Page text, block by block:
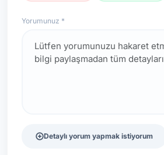
Yorumunuz *
Detaylı yorum yapmak istiyorum